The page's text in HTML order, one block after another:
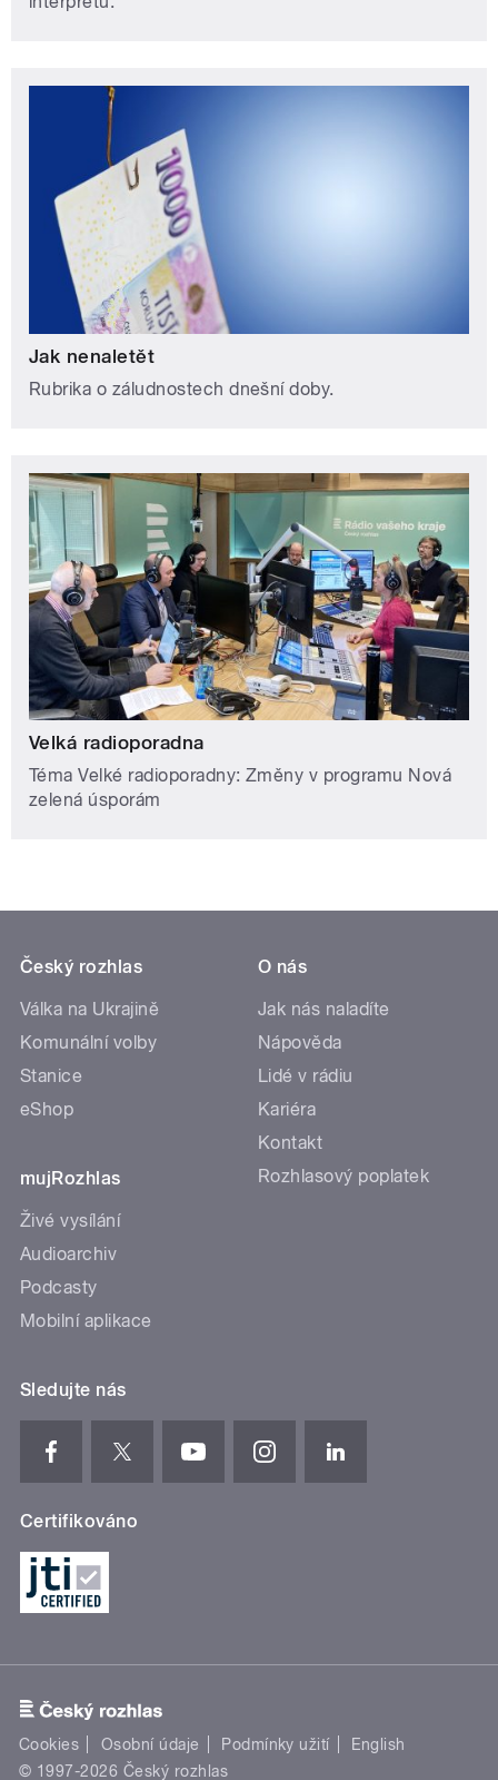
Jak nenaletět
Rubrika o záludnostech dnešní doby.
Velká radioporadna
Téma Velké radioporadny: Změny v programu Nová
zelená úsporám
Český rozhlas
Válka na Ukrajině
Komunální volby
Stanice
eShop
mujRozhlas
Živé vysílání
Audioarchiv
Podcasty
Mobilní aplikace
O nás
Jak nás naladíte
Nápověda
Lidé v rádiu
Kariéra
Kontakt
Rozhlasový poplatek
Sledujte nás
Certifikováno
Cookies Osobní údaje Podmínky užití
English
© 1997-2026 Český rozhlas